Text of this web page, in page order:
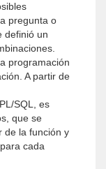
pregunta o
definió un
programación
A partir de
SQL, es
que se
de la función y
cada